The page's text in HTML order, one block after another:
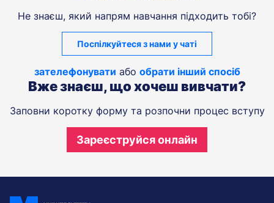
Не знаєш, який напрям навчання підходить тобі?
Поспілкуйтеся з нами у чаті
зателефонувати або обрати інший спосіб
Вже знаєш, що хочеш вивчати?
Заповни коротку форму та розпочни процес вступу
Зареєструйся онлайн